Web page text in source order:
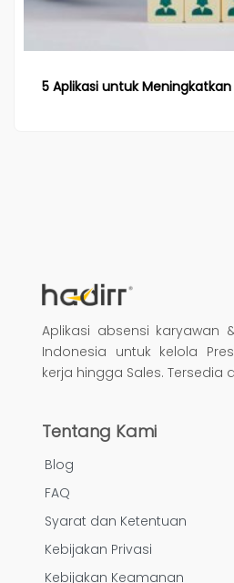
5 Aplikasi untuk Meningkatkan
Aplikasi absensi karyawan
Indonesia untuk kelola
kerja hingga Sales. Tersedia
Tentang Kami
Blog
FAQ
Syarat dan Ketentuan
Kebijakan Privasi
Kebijakan Keamanan